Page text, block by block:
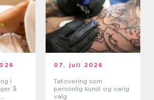
i
å
07. juli 2026
Tatovering som
personlig kunst og varig
valg